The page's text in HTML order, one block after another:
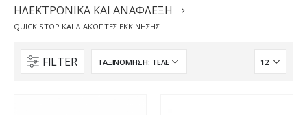
ΗΛΕΚΤΡΟΝΙΚΆ ΚΑΙ ΑΝΆΦΛΕΞΗ
QUICK STOP ΚΑΙ ΔΙΑΚΌΠΤΕΣ ΕΚΚΊΝΗΣΗΣ
FILTER